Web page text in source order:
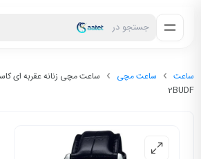
جستجو در
ساعت ساعت مچی
2BUDF